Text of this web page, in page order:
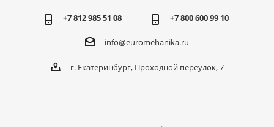
+7 812 985 51 08 +7 800 600 99 10
info@euromehanika.ru
г. Екатеринбург, Проходной переулок, 7